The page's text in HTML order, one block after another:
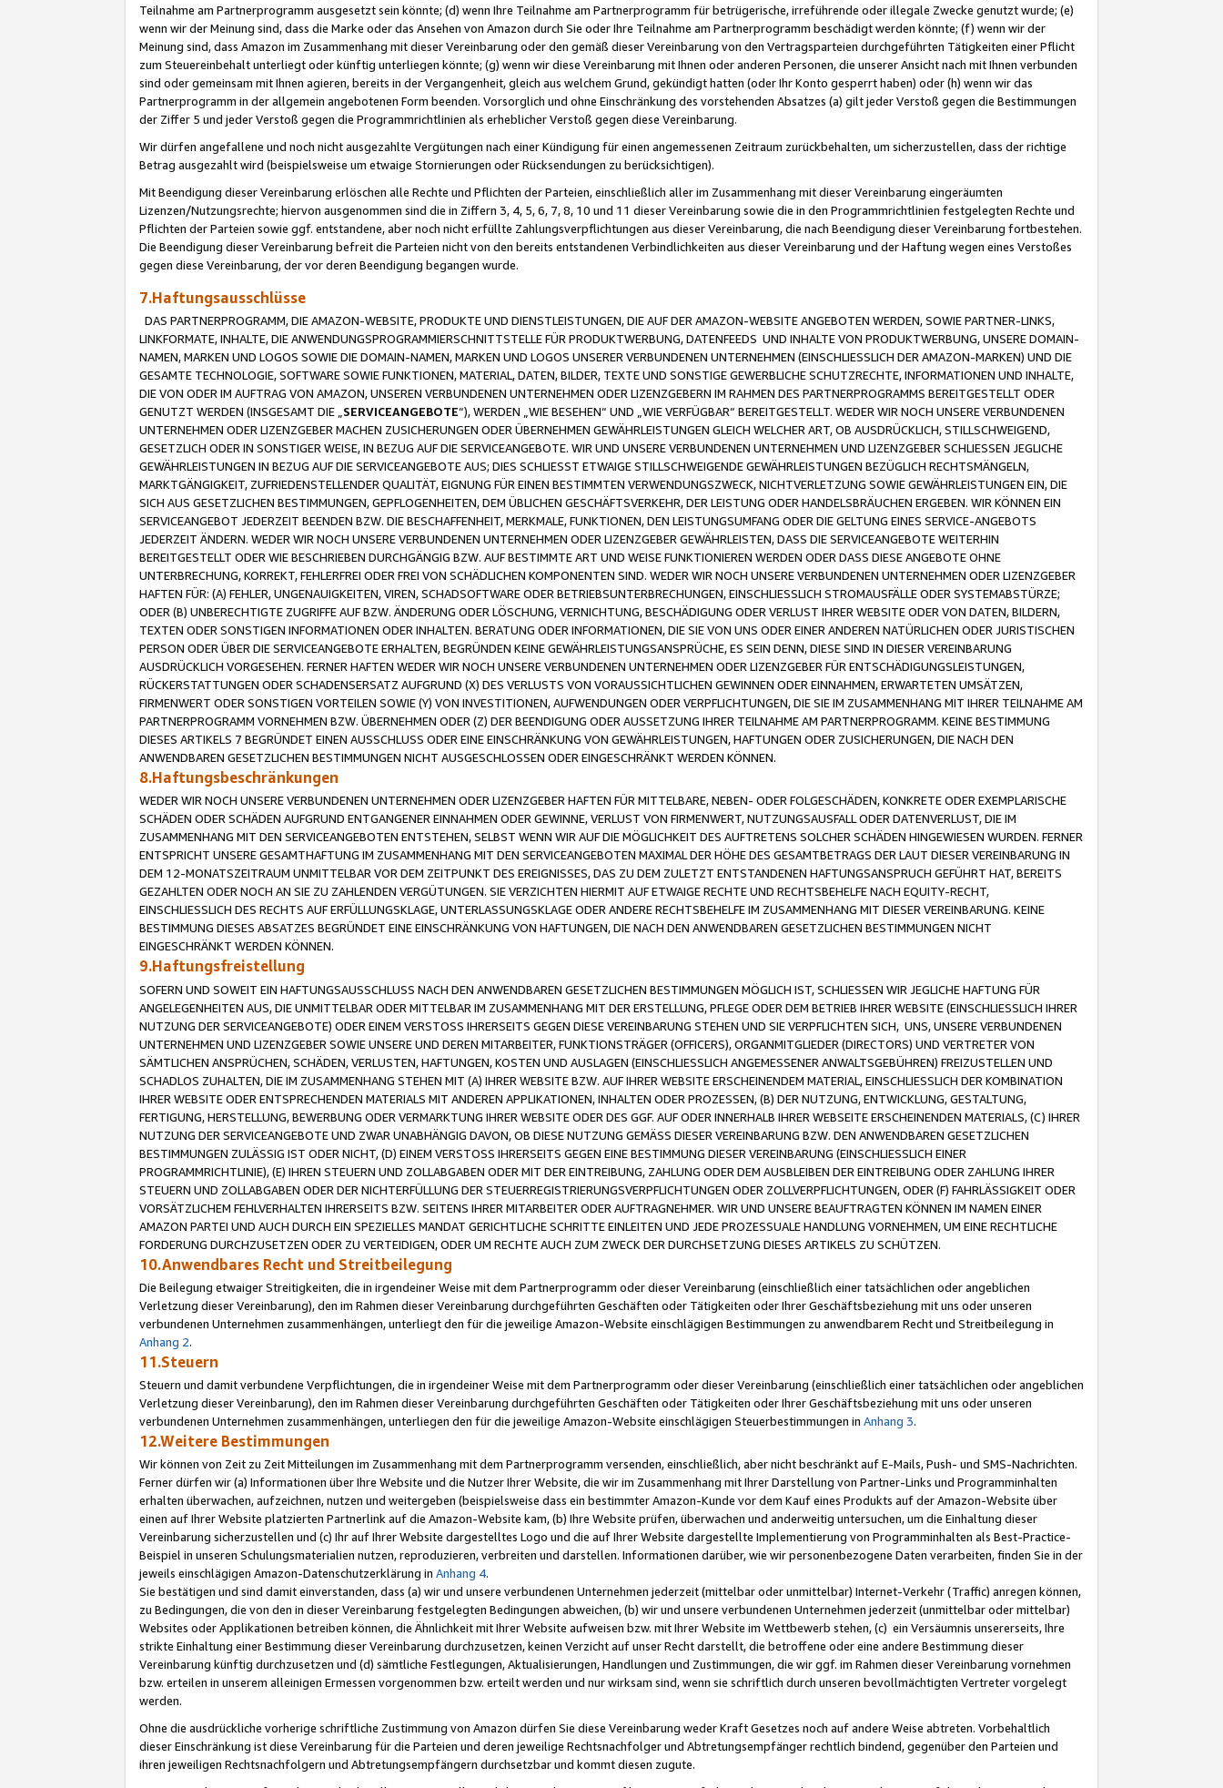
Teilnahme am Partnerprogramm ausgesetzt sein könnte; (d) wenn Ihre Teilnahme am Partnerprogramm für betrügerische, irreführende oder illegale Zwecke genutzt wurde; (e)
wenn wir der Meinung sind, dass die Marke oder das Ansehen von Amazon durch Sie oder Ihre Teilnahme am Partnerprogramm beschädigt werden könnte; (f) wenn wir der
Meinung sind, dass Amazon im Zusammenhang mit dieser Vereinbarung oder den gemäß dieser Vereinbarung von den Vertragsparteien durchgeführten Tätigkeiten einer Pflicht
zum Steuereinbehalt unterliegt oder künftig unterliegen könnte; (g) wenn wir diese Vereinbarung mit Ihnen oder anderen Personen, die unserer Ansicht nach mit Ihnen verbunden
sind oder gemeinsam mit Ihnen agieren, bereits in der Vergangenheit, gleich aus welchem Grund, gekündigt hatten (oder Ihr Konto gesperrt haben) oder (h) wenn wir das
Partnerprogramm in der allgemein angebotenen Form beenden. Vorsorglich und ohne Einschränkung des vorstehenden Absatzes (a) gilt jeder Verstoß gegen die Bestimmungen
der Ziffer 5 und jeder Verstoß gegen die Programmrichtlinien als erheblicher Verstoß gegen diese Vereinbarung.
Wir dürfen angefallene und noch nicht ausgezahlte Vergütungen nach einer Kündigung für einen angemessenen Zeitraum zurückbehalten, um sicherzustellen, dass der richtige
Betrag ausgezahlt wird (beispielsweise um etwaige Stornierungen oder Rücksendungen zu berücksichtigen).
Mit Beendigung dieser Vereinbarung erlöschen alle Rechte und Pflichten der Parteien, einschließlich aller im Zusammenhang mit dieser Vereinbarung eingeräumten
Lizenzen/Nutzungsrechte; hiervon ausgenommen sind die in Ziffern 3, 4, 5, 6, 7, 8, 10 und 11 dieser Vereinbarung sowie die in den Programmrichtlinien festgelegten Rechte und
Pflichten der Parteien sowie ggf. entstandene, aber noch nicht erfüllte Zahlungsverpflichtungen aus dieser Vereinbarung, die nach Beendigung dieser Vereinbarung fortbestehen.
Die Beendigung dieser Vereinbarung befreit die Parteien nicht von den bereits entstandenen Verbindlichkeiten aus dieser Vereinbarung und der Haftung wegen eines Verstoßes
gegen diese Vereinbarung, der vor deren Beendigung begangen wurde.
7.Haftungsausschlüsse
DAS PARTNERPROGRAMM, DIE AMAZON-WEBSITE, PRODUKTE UND DIENSTLEISTUNGEN, DIE AUF DER AMAZON-WEBSITE ANGEBOTEN WERDEN, SOWIE PARTNER-LINKS,
LINKFORMATE, INHALTE, DIE ANWENDUNGSPROGRAMMIERSCHNITTSTELLE FÜR PRODUKTWERBUNG, DATENFEEDS UND INHALTE VON PRODUKTWERBUNG, UNSERE DOMAIN-
NAMEN, MARKEN UND LOGOS SOWIE DIE DOMAIN-NAMEN, MARKEN UND LOGOS UNSERER VERBUNDENEN UNTERNEHMEN (EINSCHLIESSLICH DER AMAZON-MARKEN) UND DIE
GESAMTE TECHNOLOGIE, SOFTWARE SOWIE FUNKTIONEN, MATERIAL, DATEN, BILDER, TEXTE UND SONSTIGE GEWERBLICHE SCHUTZRECHTE, INFORMATIONEN UND INHALTE,
DIE VON ODER IM AUFTRAG VON AMAZON, UNSEREN VERBUNDENEN UNTERNEHMEN ODER LIZENZGEBERN IM RAHMEN DES PARTNERPROGRAMMS BEREITGESTELLT ODER
GENUTZT WERDEN (INSGESAMT DIE „ SERVICEANGEBOTE“), WERDEN „WIE BESEHEN“ UND „WIE VERFÜGBAR“ BEREITGESTELLT. WEDER WIR NOCH UNSERE VERBUNDENEN
UNTERNEHMEN ODER LIZENZGEBER MACHEN ZUSICHERUNGEN ODER ÜBERNEHMEN GEWÄHRLEISTUNGEN GLEICH WELCHER ART, OB AUSDRÜCKLICH, STILLSCHWEIGEND,
GESETZLICH ODER IN SONSTIGER WEISE, IN BEZUG AUF DIE SERVICEANGEBOTE. WIR UND UNSERE VERBUNDENEN UNTERNEHMEN UND LIZENZGEBER SCHLIESSEN JEGLICHE
GEWÄHRLEISTUNGEN IN BEZUG AUF DIE SERVICEANGEBOTE AUS; DIES SCHLIESST ETWAIGE STILLSCHWEIGENDE GEWÄHRLEISTUNGEN BEZÜGLICH RECHTSMÄNGELN,
MARKTGÄNGIGKEIT, ZUFRIEDENSTELLENDER QUALITÄT, EIGNUNG FÜR EINEN BESTIMMTEN VERWENDUNGSZWECK, NICHTVERLETZUNG SOWIE GEWÄHRLEISTUNGEN EIN, DIE
SICH AUS GESETZLICHEN BESTIMMUNGEN, GEPFLOGENHEITEN, DEM ÜBLICHEN GESCHÄFTSVERKEHR, DER LEISTUNG ODER HANDELSBRÄUCHEN ERGEBEN. WIR KÖNNEN EIN
SERVICEANGEBOT JEDERZEIT BEENDEN BZW. DIE BESCHAFFENHEIT, MERKMALE, FUNKTIONEN, DEN LEISTUNGSUMFANG ODER DIE GELTUNG EINES SERVICE-ANGEBOTS
JEDERZEIT ÄNDERN. WEDER WIR NOCH UNSERE VERBUNDENEN UNTERNEHMEN ODER LIZENZGEBER GEWÄHRLEISTEN, DASS DIE SERVICEANGEBOTE WEITERHIN
BEREITGESTELLT ODER WIE BESCHRIEBEN DURCHGÄNGIG BZW. AUF BESTIMMTE ART UND WEISE FUNKTIONIEREN WERDEN ODER DASS DIESE ANGEBOTE OHNE
UNTERBRECHUNG, KORREKT, FEHLERFREI ODER FREI VON SCHÄDLICHEN KOMPONENTEN SIND. WEDER WIR NOCH UNSERE VERBUNDENEN UNTERNEHMEN ODER LIZENZGEBER
HAFTEN FÜR: (A) FEHLER, UNGENAUIGKEITEN, VIREN, SCHADSOFTWARE ODER BETRIEBSUNTERBRECHUNGEN, EINSCHLIESSLICH STROMAUSFÄLLE ODER SYSTEMABSTÜRZE;
ODER (B) UNBERECHTIGTE ZUGRIFFE AUF BZW. ÄNDERUNG ODER LÖSCHUNG, VERNICHTUNG, BESCHÄDIGUNG ODER VERLUST IHRER WEBSITE ODER VON DATEN, BILDERN,
TEXTEN ODER SONSTIGEN INFORMATIONEN ODER INHALTEN. BERATUNG ODER INFORMATIONEN, DIE SIE VON UNS ODER EINER ANDEREN NATÜRLICHEN ODER JURISTISCHEN
PERSON ODER ÜBER DIE SERVICEANGEBOTE ERHALTEN, BEGRÜNDEN KEINE GEWÄHRLEISTUNGSANSPRÜCHE, ES SEIN DENN, DIESE SIND IN DIESER VEREINBARUNG
AUSDRÜCKLICH VORGESEHEN. FERNER HAFTEN WEDER WIR NOCH UNSERE VERBUNDENEN UNTERNEHMEN ODER LIZENZGEBER FÜR ENTSCHÄDIGUNGSLEISTUNGEN,
RÜCKERSTATTUNGEN ODER SCHADENSERSATZ AUFGRUND (X) DES VERLUSTS VON VORAUSSICHTLICHEN GEWINNEN ODER EINNAHMEN, ERWARTETEN UMSÄTZEN,
FIRMENWERT ODER SONSTIGEN VORTEILEN SOWIE (Y) VON INVESTITIONEN, AUFWENDUNGEN ODER VERPFLICHTUNGEN, DIE SIE IM ZUSAMMENHANG MIT IHRER TEILNAHME AM
PARTNERPROGRAMM VORNEHMEN BZW. ÜBERNEHMEN ODER (Z) DER BEENDIGUNG ODER AUSSETZUNG IHRER TEILNAHME AM PARTNERPROGRAMM. KEINE BESTIMMUNG
DIESES ARTIKELS 7 BEGRÜNDET EINEN AUSSCHLUSS ODER EINE EINSCHRÄNKUNG VON GEWÄHRLEISTUNGEN, HAFTUNGEN ODER ZUSICHERUNGEN, DIE NACH DEN
ANWENDBAREN GESETZLICHEN BESTIMMUNGEN NICHT AUSGESCHLOSSEN ODER EINGESCHRÄNKT WERDEN KÖNNEN.
8.Haftungsbeschränkungen
WEDER WIR NOCH UNSERE VERBUNDENEN UNTERNEHMEN ODER LIZENZGEBER HAFTEN FÜR MITTELBARE, NEBEN- ODER FOLGESCHÄDEN, KONKRETE ODER EXEMPLARISCHE
SCHÄDEN ODER SCHÄDEN AUFGRUND ENTGANGENER EINNAHMEN ODER GEWINNE, VERLUST VON FIRMENWERT, NUTZUNGSAUSFALL ODER DATENVERLUST, DIE IM
ZUSAMMENHANG MIT DEN SERVICEANGEBOTEN ENTSTEHEN, SELBST WENN WIR AUF DIE MÖGLICHKEIT DES AUFTRETENS SOLCHER SCHÄDEN HINGEWIESEN WURDEN. FERNER
ENTSPRICHT UNSERE GESAMTHAFTUNG IM ZUSAMMENHANG MIT DEN SERVICEANGEBOTEN MAXIMAL DER HÖHE DES GESAMTBETRAGS DER LAUT DIESER VEREINBARUNG IN
DEM 12-MONATSZEITRAUM UNMITTELBAR VOR DEM ZEITPUNKT DES EREIGNISSES, DAS ZU DEM ZULETZT ENTSTANDENEN HAFTUNGSANSPRUCH GEFÜHRT HAT, BEREITS
GEZAHLTEN ODER NOCH AN SIE ZU ZAHLENDEN VERGÜTUNGEN. SIE VERZICHTEN HIERMIT AUF ETWAIGE RECHTE UND RECHTSBEHELFE NACH EQUITY-RECHT,
EINSCHLIESSLICH DES RECHTS AUF ERFÜLLUNGSKLAGE, UNTERLASSUNGSKLAGE ODER ANDERE RECHTSBEHELFE IM ZUSAMMENHANG MIT DIESER VEREINBARUNG. KEINE
BESTIMMUNG DIESES ABSATZES BEGRÜNDET EINE EINSCHRÄNKUNG VON HAFTUNGEN, DIE NACH DEN ANWENDBAREN GESETZLICHEN BESTIMMUNGEN NICHT
EINGESCHRÄNKT WERDEN KÖNNEN.
9.Haftungsfreistellung
SOFERN UND SOWEIT EIN HAFTUNGSAUSSCHLUSS NACH DEN ANWENDBAREN GESETZLICHEN BESTIMMUNGEN MÖGLICH IST, SCHLIESSEN WIR JEGLICHE HAFTUNG FÜR
ANGELEGENHEITEN AUS, DIE UNMITTELBAR ODER MITTELBAR IM ZUSAMMENHANG MIT DER ERSTELLUNG, PFLEGE ODER DEM BETRIEB IHRER WEBSITE (EINSCHLIESSLICH IHRER
NUTZUNG DER SERVICEANGEBOTE) ODER EINEM VERSTOSS IHRERSEITS GEGEN DIESE VEREINBARUNG STEHEN UND SIE VERPFLICHTEN SICH, UNS, UNSERE VERBUNDENEN
UNTERNEHMEN UND LIZENZGEBER SOWIE UNSERE UND DEREN MITARBEITER, FUNKTIONSTRÄGER (OFFICERS), ORGANMITGLIEDER (DIRECTORS) UND VERTRETER VON
SÄMTLICHEN ANSPRÜCHEN, SCHÄDEN, VERLUSTEN, HAFTUNGEN, KOSTEN UND AUSLAGEN (EINSCHLIESSLICH ANGEMESSENER ANWALTSGEBÜHREN) FREIZUSTELLEN UND
SCHADLOS ZUHALTEN, DIE IM ZUSAMMENHANG STEHEN MIT (A) IHRER WEBSITE BZW. AUF IHRER WEBSITE ERSCHEINENDEM MATERIAL, EINSCHLIESSLICH DER KOMBINATION
IHRER WEBSITE ODER ENTSPRECHENDEN MATERIALS MIT ANDEREN APPLIKATIONEN, INHALTEN ODER PROZESSEN, (B) DER NUTZUNG, ENTWICKLUNG, GESTALTUNG,
FERTIGUNG, HERSTELLUNG, BEWERBUNG ODER VERMARKTUNG IHRER WEBSITE ODER DES GGF. AUF ODER INNERHALB IHRER WEBSEITE ERSCHEINENDEN MATERIALS, (C) IHRER
NUTZUNG DER SERVICEANGEBOTE UND ZWAR UNABHÄNGIG DAVON, OB DIESE NUTZUNG GEMÄSS DIESER VEREINBARUNG BZW. DEN ANWENDBAREN GESETZLICHEN
BESTIMMUNGEN ZULÄSSIG IST ODER NICHT, (D) EINEM VERSTOSS IHRERSEITS GEGEN EINE BESTIMMUNG DIESER VEREINBARUNG (EINSCHLIESSLICH EINER
PROGRAMMRICHTLINIE), (E) IHREN STEUERN UND ZOLLABGABEN ODER MIT DER EINTREIBUNG, ZAHLUNG ODER DEM AUSBLEIBEN DER EINTREIBUNG ODER ZAHLUNG IHRER
STEUERN UND ZOLLABGABEN ODER DER NICHTERFÜLLUNG DER STEUERREGISTRIERUNGSVERPFLICHTUNGEN ODER ZOLLVERPFLICHTUNGEN, ODER (F) FAHRLÄSSIGKEIT ODER
VORSÄTZLICHEM FEHLVERHALTEN IHRERSEITS BZW. SEITENS IHRER MITARBEITER ODER AUFTRAGNEHMER. WIR UND UNSERE BEAUFTRAGTEN KÖNNEN IM NAMEN EINER
AMAZON PARTEI UND AUCH DURCH EIN SPEZIELLES MANDAT GERICHTLICHE SCHRITTE EINLEITEN UND JEDE PROZESSUALE HANDLUNG VORNEHMEN, UM EINE RECHTLICHE
FORDERUNG DURCHZUSETZEN ODER ZU VERTEIDIGEN, ODER UM RECHTE AUCH ZUM ZWECK DER DURCHSETZUNG DIESES ARTIKELS ZU SCHÜTZEN.
10.Anwendbares Recht und Streitbeilegung
Die Beilegung etwaiger Streitigkeiten, die in irgendeiner Weise mit dem Partnerprogramm oder dieser Vereinbarung (einschließlich einer tatsächlichen oder angeblichen
Verletzung dieser Vereinbarung), den im Rahmen dieser Vereinbarung durchgeführten Geschäften oder Tätigkeiten oder Ihrer Geschäftsbeziehung mit uns oder unseren
verbundenen Unternehmen zusammenhängen, unterliegt den für die jeweilige Amazon-Website einschlägigen Bestimmungen zu anwendbarem Recht und Streitbeilegung in
Anhang 2.
11.Steuern
Steuern und damit verbundene Verpflichtungen, die in irgendeiner Weise mit dem Partnerprogramm oder dieser Vereinbarung (einschließlich einer tatsächlichen oder angeblichen
Verletzung dieser Vereinbarung), den im Rahmen dieser Vereinbarung durchgeführten Geschäften oder Tätigkeiten oder Ihrer Geschäftsbeziehung mit uns oder unseren
verbundenen Unternehmen zusammenhängen, unterliegen den für die jeweilige Amazon-Website einschlägigen Steuerbestimmungen in Anhang 3.
12.Weitere Bestimmungen
Wir können von Zeit zu Zeit Mitteilungen im Zusammenhang mit dem Partnerprogramm versenden, einschließlich, aber nicht beschränkt auf E-Mails, Push- und SMS-Nachrichten.
Ferner dürfen wir (a) Informationen über Ihre Website und die Nutzer Ihrer Website, die wir im Zusammenhang mit Ihrer Darstellung von Partner-Links und Programminhalten
erhalten überwachen, aufzeichnen, nutzen und weitergeben (beispielsweise dass ein bestimmter Amazon-Kunde vor dem Kauf eines Produkts auf der Amazon-Website über
einen auf Ihrer Website platzierten Partnerlink auf die Amazon-Website kam, (b) Ihre Website prüfen, überwachen und anderweitig untersuchen, um die Einhaltung dieser
Vereinbarung sicherzustellen und (c) Ihr auf Ihrer Website dargestelltes Logo und die auf Ihrer Website dargestellte Implementierung von Programminhalten als Best-Practice-
Beispiel in unseren Schulungsmaterialien nutzen, reproduzieren, verbreiten und darstellen. Informationen darüber, wie wir personenbezogene Daten verarbeiten, finden Sie in der
jeweils einschlägigen Amazon-Datenschutzerklärung in Anhang 4.
Sie bestätigen und sind damit einverstanden, dass (a) wir und unsere verbundenen Unternehmen jederzeit (mittelbar oder unmittelbar) Internet-Verkehr (Traffic) anregen können,
zu Bedingungen, die von den in dieser Vereinbarung festgelegten Bedingungen abweichen, (b) wir und unsere verbundenen Unternehmen jederzeit (unmittelbar oder mittelbar)
Websites oder Applikationen betreiben können, die Ähnlichkeit mit Ihrer Website aufweisen bzw. mit Ihrer Website im Wettbewerb stehen, (c) ein Versäumnis unsererseits, Ihre
strikte Einhaltung einer Bestimmung dieser Vereinbarung durchzusetzen, keinen Verzicht auf unser Recht darstellt, die betroffene oder eine andere Bestimmung dieser
Vereinbarung künftig durchzusetzen und (d) sämtliche Festlegungen, Aktualisierungen, Handlungen und Zustimmungen, die wir ggf. im Rahmen dieser Vereinbarung vornehmen
bzw. erteilen in unserem alleinigen Ermessen vorgenommen bzw. erteilt werden und nur wirksam sind, wenn sie schriftlich durch unseren bevollmächtigten Vertreter vorgelegt
werden.
Ohne die ausdrückliche vorherige schriftliche Zustimmung von Amazon dürfen Sie diese Vereinbarung weder Kraft Gesetzes noch auf andere Weise abtreten. Vorbehaltlich
dieser Einschränkung ist diese Vereinbarung für die Parteien und deren jeweilige Rechtsnachfolger und Abtretungsempfänger rechtlich bindend, gegenüber den Parteien und
ihren jeweiligen Rechtsnachfolgern und Abtretungsempfängern durchsetzbar und kommt diesen zugute.